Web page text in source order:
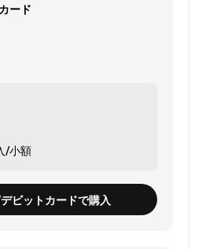
ード
/小額
ビットカードで購入